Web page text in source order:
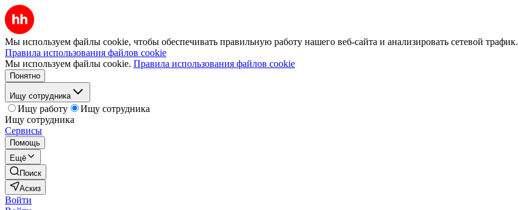
Мы используем файлы cookie, чтобы обеспечивать правильную работу нашего веб-сайта и анализировать сетевой трафик.
Правила использования файлов cookie
Мы используем файлы cookie. Правила использования файлов cookie
Понятно
Ищу сотрудника
Ищу работу
Ищу сотрудника
Ищу сотрудника
Сервисы
Помощь
Ещё
Поиск
Аскиз
Войти